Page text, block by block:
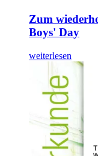
Zum
Boys' Day
weiterlesen